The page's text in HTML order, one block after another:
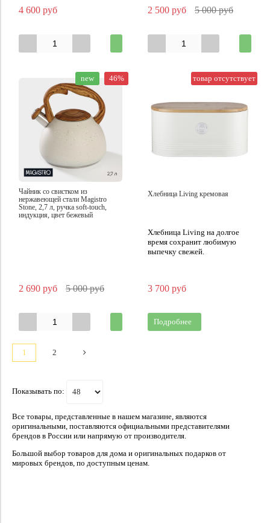
4 600 руб 2 500 руб 5 000 руб
new 46%
Чайник со свистком из
нержавеющей стали Magistro
Stone, 2,7 л, ручка soft-touch,
индукция, цвет бежевый
2 690 руб 5 000 руб
товар отсутствует
Хлебница Living кремовая
Хлебница Living на долгое
время сохранит любимую
выпечку свежей.
3 700 руб
Подробнее
1 2
Показывать по:
Все товары, представленные в нашем магазине, являются
оригинальными, поставляются официальными представителями
брендов в России или напрямую от производителя.
Большой выбор товаров для дома и оригинальных подарков от
мировых брендов, по доступным ценам.